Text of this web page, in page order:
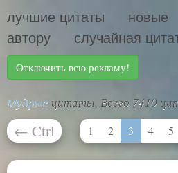
лучшие цитаты новые
автору
случайная
Отключить всю рекламу!
Мудрые цитаты. Всего 7410
← Ctrl 1 2 3 4 5